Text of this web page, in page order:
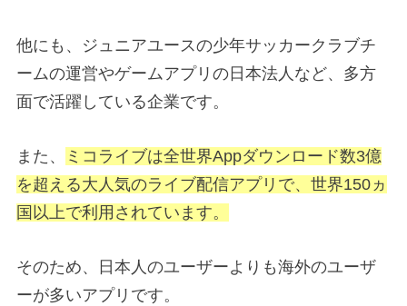
他にも、ジュニアユースの少年サッカークラブチ
ームの運営やゲームアプリの日本法人など、多方
面で活躍している企業です。
また、
ミコライブは全世界Appダウンロード数3億
を超える大人気のライブ配信アプリで、世界150ヵ
国以上で利用されています。
そのため、日本人のユーザーよりも海外のユーザ
ーが多いアプリです。